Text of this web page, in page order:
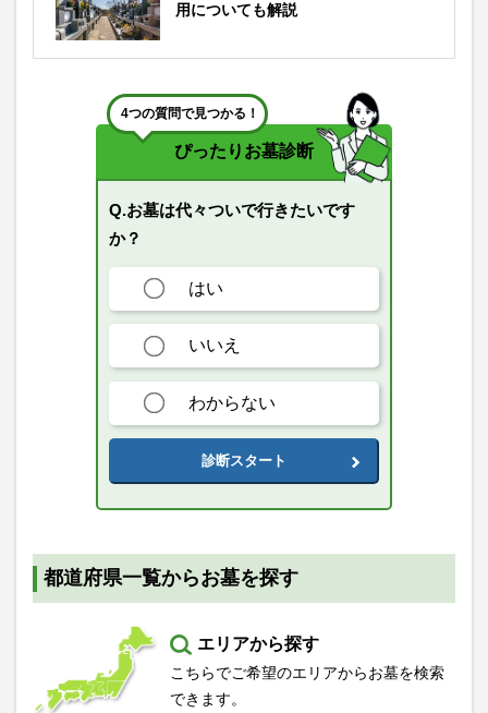
用についても解説
4つの質問で見つかる！
ぴったりお墓診断
Q.お墓は代々ついで行きたいです
か？
はい
いいえ
わからない
診断スタート
都道府県一覧からお墓を探す
エリアから探す
こちらでご希望のエリアからお墓を検索
できます。